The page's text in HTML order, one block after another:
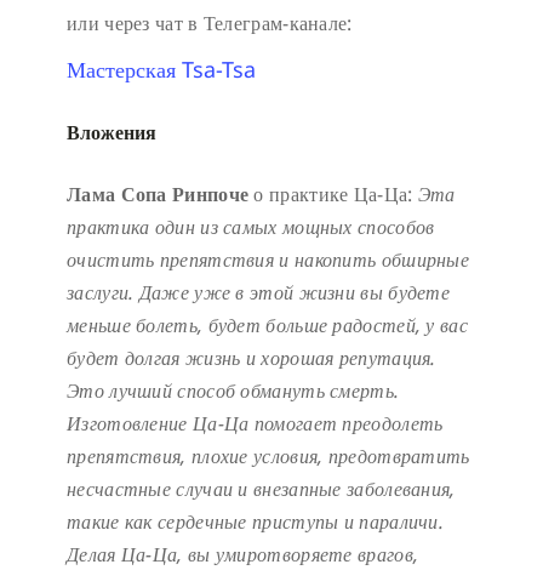
или через чат в Телеграм-канале:
Мастерская Tsa-Tsa
Вложения
Лама Сопа Ринпочео практике Ца-Ца: Эта
практика один из самых мощных способов
очистить препятствия и накопить обширные
заслуги. Даже уже в этой жизни вы будете
меньше болеть, будет больше радостей, у вас
будет долгая жизнь и хорошая репутация.
Это лучший способ обмануть смерть.
Изготовление Ца-Ца помогает преодолеть
препятствия, плохие условия, предотвратить
несчастные случаи и внезапные заболевания,
такие как сердечные приступы и параличи.
Делая Ца-Ца, вы умиротворяете врагов,